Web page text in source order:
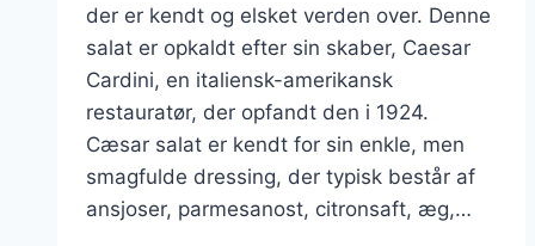
der er kendt og elsket verden over. Denne
salat er opkaldt efter sin skaber, Caesar
Cardini, en italiensk-amerikansk
restauratør, der opfandt den i 1924.
Cæsar salat er kendt for sin enkle, men
smagfulde dressing, der typisk består af
ansjoser, parmesanost, citronsaft, æg,…